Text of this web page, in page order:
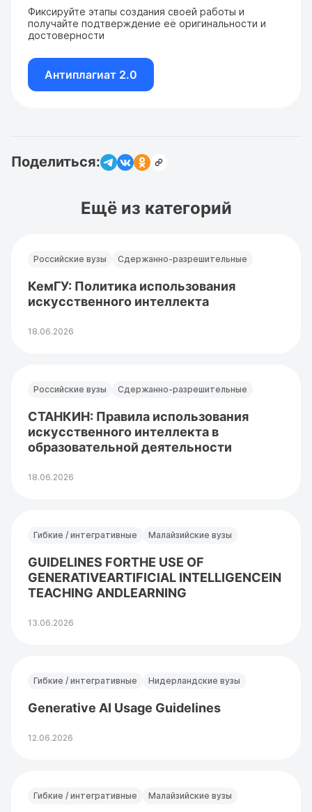
Фиксируйте этапы создания своей работы и
получайте подтверждение её оригинальности и
достоверности
Антиплагиат 2.0
Поделиться:
Ещё из категорий
Российские вузы Сдержанно-разрешительные
КемГУ: Политика использования
искусственного интеллекта
18.06.2026
Российские вузы Сдержанно-разрешительные
СТАНКИН: Правила использования
искусственного интеллекта в
образовательной деятельности
18.06.2026
Гибкие / интегративные Малайзийские вузы
GUIDELINES FORTHE USE OF
GENERATIVEARTIFICIAL INTELLIGENCEIN
TEACHING ANDLEARNING
13.06.2026
Гибкие / интегративные Нидерландские вузы
Generative AI Usage Guidelines
12.06.2026
Гибкие / интегративные Малайзийские вузы